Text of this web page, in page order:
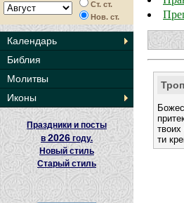
Ст. ст.
Нов. ст.
Календарь
Библия
Молитвы
Иконы
Праздники и посты
в2026 году.
Новый стиль
Старый стиль
ти